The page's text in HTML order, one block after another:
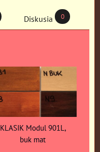
Diskusia 0
KLASIK Modul 901L,
buk mat